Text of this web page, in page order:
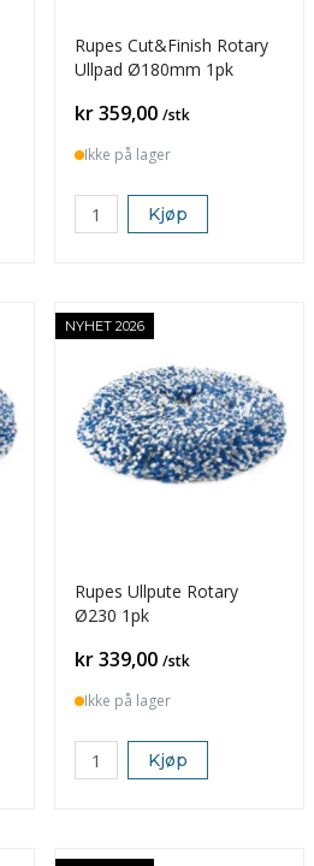
Rupes Cut&Finish Rotary
Ullpad Ø180mm 1pk
Pris
kr 359,00 /stk
Ikke på lager
Kjøp
NYHET 2026
Rupes Ullpute Rotary
Ø230 1pk
Pris
kr 339,00 /stk
Ikke på lager
Kjøp